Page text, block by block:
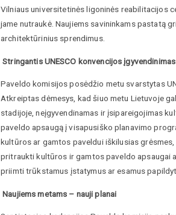
Vilniaus universitetinės ligoninės reabilitacijos
jame nutraukė. Naujiems savininkams pastatą
architektūrinius sprendimus.
Stringantis UNESCO konvencijos
Paveldo komisijos posėdžio metu svarstytas
Atkreiptas dėmesys, kad šiuo metu Lietuvoje
stadijoje, neįgyvendinamas ir įsipareigojimas
paveldo apsaugą į visapusiško planavimo
kultūros ar gamtos paveldui iškilusias
pritraukti kultūros ir gamtos paveldo apsaugai
priimti trūkstamus įstatymus ar esamus
Naujiems metams – nauji planai